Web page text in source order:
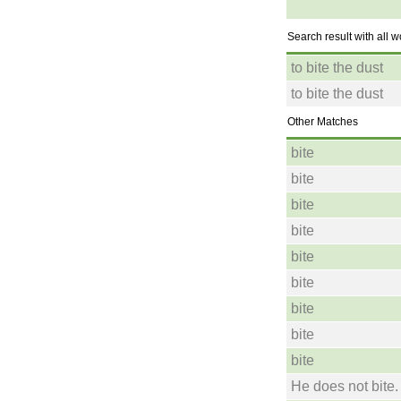
Search result with all
to bite the dust
to bite the dust
Other Matches
bite
bite
bite
bite
bite
bite
bite
bite
bite
He does not bite.